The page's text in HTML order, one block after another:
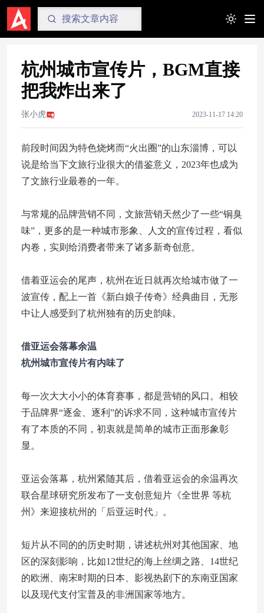
Toggle
杭州城市宣传片，BGM直接
把我炸出来了
张小虎 2023-11-17 14:20
前段时间因为特色烧烤而“火出圈”的山东淄博，可以
说是给当下文旅行业很大的借鉴意义，2023年也成为
了文旅行业最卷的一年。
与常规的品牌营销不同，文旅营销天然少了一些“铜臭
味”，更多的是一种城市形象、人文的宣传过程，看似
内卷，实则给消费者带来了诸多新奇创意。
借着亚运会的尾声，杭州在近日就再次给城市做了一
波宣传，配上一首《新白娘子传奇》经典曲目，无形
中让人感受到了杭州独有的历史韵味。
借亚运会落幕余温
杭州城市宣传片有内味了
每一次大大小小的体育赛事，都是营销的风口。相较
于品牌界“逐金、逐利”的诉求不同，这种城市宣传片
有了本质的不同，初衷就是简单的城市正面形象彰
显。
亚运会落幕，杭州紧随其后，借着亚运会的余温再次
联合星球研究所发布了一支创意短片《全世界 等杭
州》来迎接杭州的「后亚运时代」。
短片从不同的的历史时期，讲述杭州对其他国家、地
区的深刻影响，比如12世纪的海上丝绸之路、14世纪
的欧洲、南宋时期的日本、影视热剧下的东南亚国家
以及现代支付宝普及的非洲国家等地方。